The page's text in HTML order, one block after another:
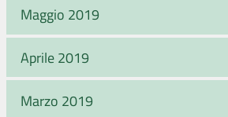
Maggio 2019
Aprile 2019
Marzo 2019